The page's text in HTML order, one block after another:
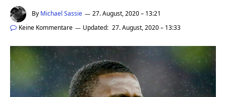
By Michael Sassie
27. August, 2020 – 13:21
Keine Kommentare
Updated: 27. August, 2020 – 13:33